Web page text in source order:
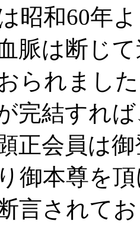
昭和60年
脈は断じ
られまし
完結すれ
正会員は
御本尊を
言されて